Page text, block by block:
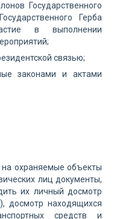
Государственного
Герба
в выполнении
связью;
законами и актами
охраняемые объекты
лиц документы,
их личный досмотр
досмотр находящихся
средств и